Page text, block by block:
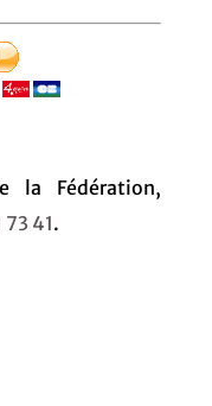
la Fédération,
41.